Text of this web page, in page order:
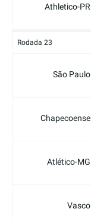
Athletico-PR
Rodada 23
São Paulo
Chapecoense
Atlético-MG
Vasco